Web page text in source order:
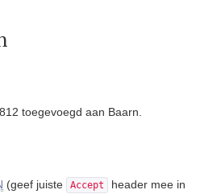
toegevoegd aan Baarn.
(geef juiste Accept
header mee in